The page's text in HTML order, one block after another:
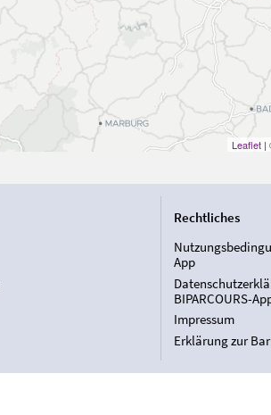
Leaflet|
Rechtliches
App
BIPARCOURS-
Impressum
Erklärung zur